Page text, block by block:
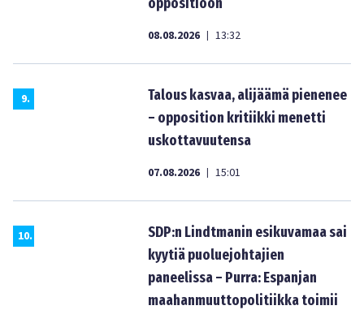
08.08.2026 | 13:32
9.
Talous kasvaa, alijäämä pienenee
– opposition kritiikki menetti
uskottavuutensa
07.08.2026 | 15:01
10.
SDP:n Lindtmanin esikuvamaa sai
kyytiä puoluejohtajien
paneelissa – Purra: Espanjan
maahanmuuttopolitiikka toimii